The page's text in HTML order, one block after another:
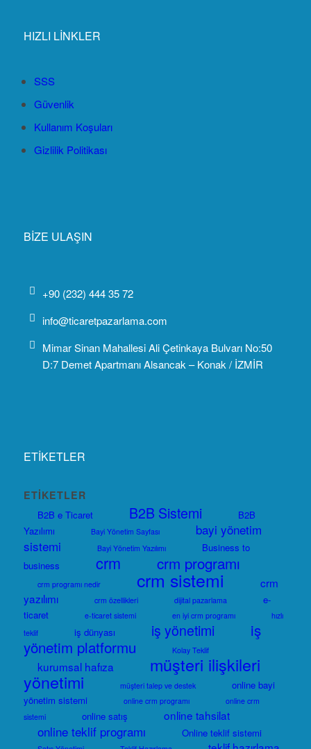
HIZLI LİNKLER
SSS
Güvenlik
Kullanım Koşuları
Gizlilik Politikası
BİZE ULAŞIN
+90 (232) 444 35 72
info@ticaretpazarlama.com
Mimar Sinan Mahallesi Ali Çetinkaya Bulvarı No:50
D:7 Demet Apartmanı Alsancak – Konak / İZMİR
ETİKETLER
ETIKETLER
B2B e Ticaret B2B Sistemi
B2B
Yazılımı
Bayi Yönetim Sayfası
bayi yönetim
sistemi
Bayi Yönetim Yazılımı
Business to
business
crm crm programı
crm programı nedir crm sistemi
crm
yazılımı
crm özellikleri dijital pazarlama
e-
ticaret
e-ticaret sistemi en iyi crm programı
hızlı
teklif
iş dünyası iş yönetimi
iş
yönetim platformu
Kolay Teklif
kurumsal hafıza müşteri ilişkileri
yönetimi müşteri talep ve destek
online bayi
yönetim sistemi
online crm programı
online crm
sistemi
online satış online tahsilat
online teklif programı Online teklif sistemi